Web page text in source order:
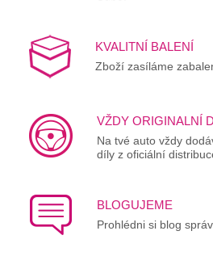
KVALITNÍ BALENÍ
Zboží zasíláme
VŽDY ORIGINALNÍ
Na tvé auto vždy
díly z oficiální
BLOGUJEME
Prohlédni si blog